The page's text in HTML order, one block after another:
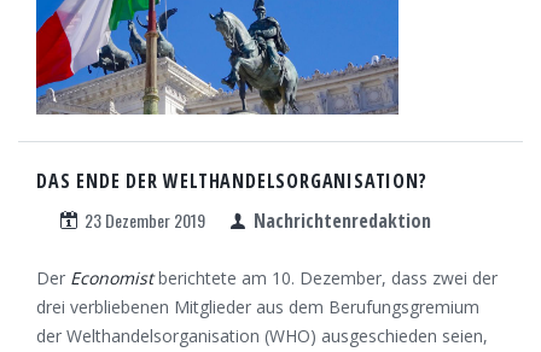
DAS ENDE DER WELTHANDELSORGANISATION?
23 Dezember 2019 Nachrichtenredaktion
Der Economistberichtete am 10. Dezember, dass zwei der
drei verbliebenen Mitglieder aus dem Berufungsgremium
der Welthandelsorganisation (WHO) ausgeschieden seien,